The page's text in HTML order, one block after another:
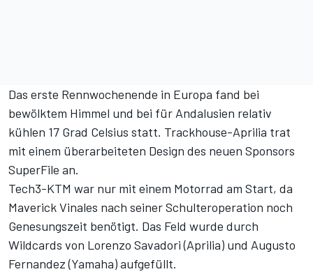
Das erste Rennwochenende in Europa fand bei
bewölktem Himmel und bei für Andalusien relativ
kühlen 17 Grad Celsius statt. Trackhouse-Aprilia trat
mit einem überarbeiteten Design des neuen Sponsors
SuperFile an.
Tech3-KTM war nur mit einem Motorrad am Start, da
Maverick Vinales nach seiner Schulteroperation noch
Genesungszeit benötigt. Das Feld wurde durch
Wildcards von Lorenzo Savadori (Aprilia) und Augusto
Fernandez (Yamaha) aufgefüllt.